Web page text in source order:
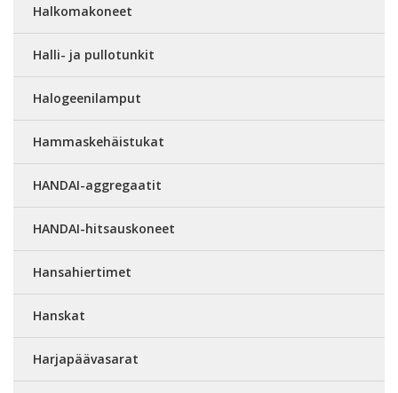
Halkomakoneet
Halli- ja pullotunkit
Halogeenilamput
Hammaskehäistukat
HANDAI-aggregaatit
HANDAI-hitsauskoneet
Hansahiertimet
Hanskat
Harjapäävasarat